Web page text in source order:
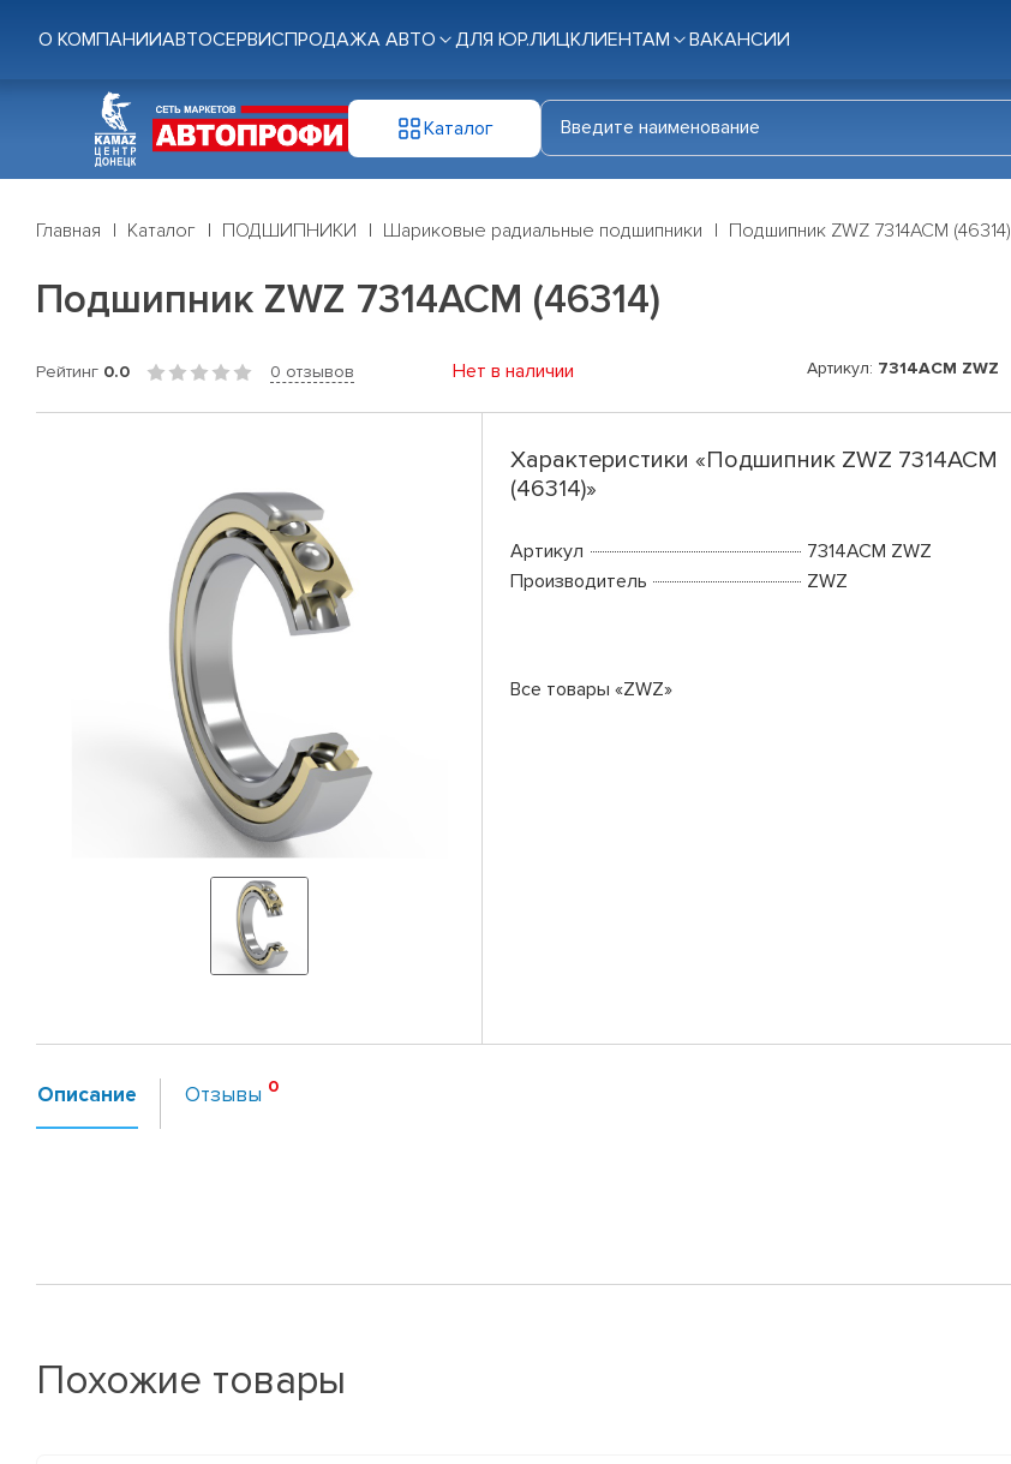
О КОМПАНИИАВТОСЕРВИСПРОДАЖА АВТО ДЛЯ ЮР.ЛИЦКЛИЕНТАМ ВАКАНСИИ
Каталог
Главная Каталог ПОДШИПНИКИ Шариковые радиальные подшипники Подшипник ZWZ 7314ACM (46314)
Подшипник ZWZ 7314ACM (46314)
Рейтинг 0.0 0 отзывов Нет в наличии Артикул: 7314ACM ZWZ
Характеристики «Подшипник ZWZ 7314ACM
(46314)»
Артикул
7314ACM ZWZ
Производитель
ZWZ
Все товары «ZWZ»
Описание Отзывы
Похожие товары